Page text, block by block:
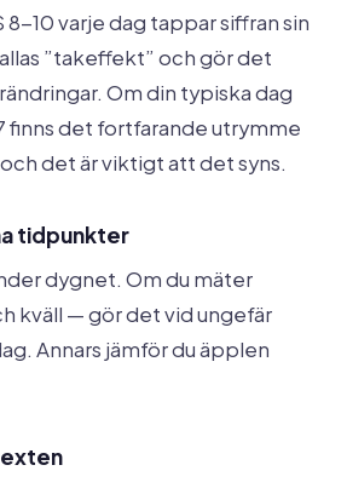
8-10 varje dag tappar siffran sin
”takeffekt” och gör det
Om din typiska dag
finns det fortfarande utrymme
det är viktigt att det syns.
tidpunkter
dygnet. Om du mäter
kväll — gör det vid ungefär
Annars jämför du äpplen